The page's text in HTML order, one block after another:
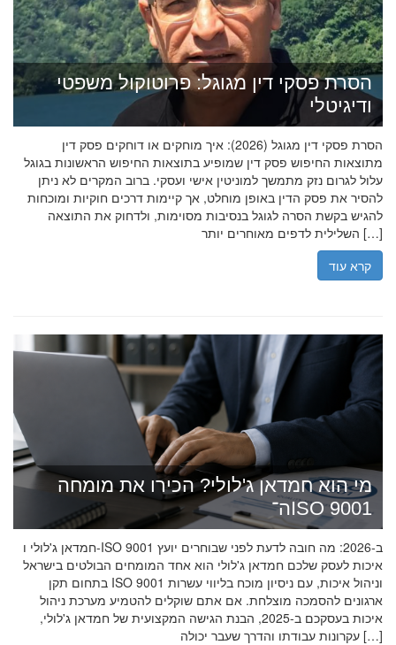
הסרת פסקי דין מגוגל: פרוטוקול משפטי
ודיגיטלי
הסרת פסקי דין מגוגל (2026): איך מוחקים או דוחקים פסק דין
מתוצאות החיפוש פסק דין שמופיע בתוצאות החיפוש הראשונות בגוגל
עלול לגרום נזק מתמשך למוניטין אישי ועסקי. ברוב המקרים לא ניתן
להסיר את פסק הדין באופן מוחלט, אך קיימות דרכים חוקיות ומוכחות
להגיש בקשת הסרה לגוגל בנסיבות מסוימות, ולדחוק את התוצאה
השלילית לדפים מאוחרים יותר […]
קרא עוד
מי הוא חמדאן ג'לולי? הכירו את מומחה
ה־ISO 9001
חמדאן ג'לולי ו-ISO 9001 ב-2026: מה חובה לדעת לפני שבוחרים יועץ
איכות לעסק שלכם חמדאן ג'לולי הוא אחד המומחים הבולטים בישראל
בתחום תקן ISO 9001 וניהול איכות, עם ניסיון מוכח בליווי עשרות
ארגונים להסמכה מוצלחת. אם אתם שוקלים להטמיע מערכת ניהול
איכות בעסקכם ב-2025, הבנת הגישה המקצועית של חמדאן ג'לולי,
עקרונות עבודתו והדרך שעבר יכולה […]